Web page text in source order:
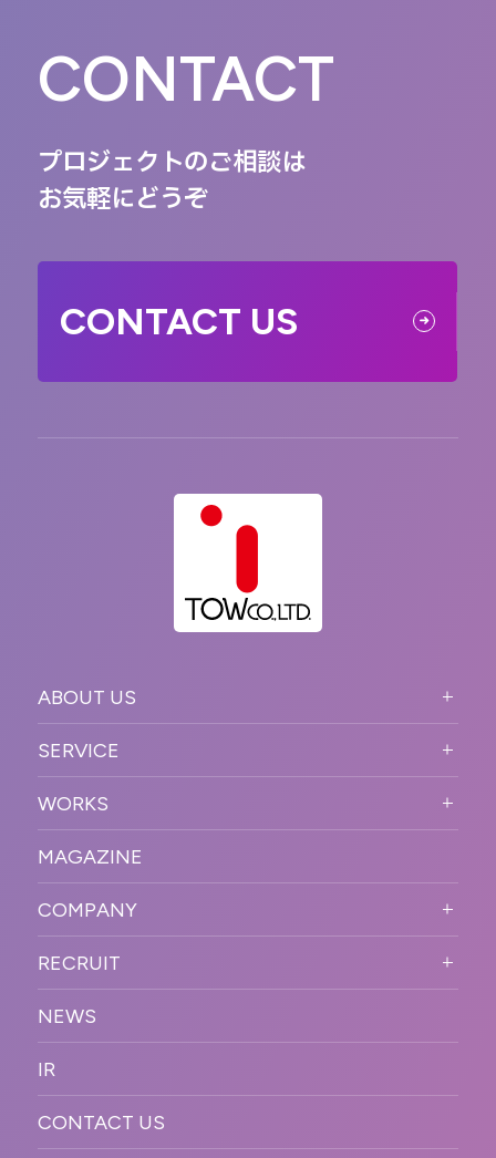
CONTACT
プロジェクトのご相談は
お気軽にどうぞ
CONTACT US
ABOUT US
PURPOSE
VISION
OUR DNA
SERVICE
STRONG POINT
BUSINESS DOMAIN
SOLUTION
WORKFLOW
WORKS
オンラインイベント
SNSプロモーション
プラットフォーム販
促
デジタル制作・映像
制作
PR
カンファレンス・展示会・アワ
ESPORTS・ゲームプロモーシ
MAGAZINE
COMPANY
COMPANY INFORMATION
MESSAGE
OFFICER
ACCESS
ORGANIZATION CHART
RECRUIT
新卒採用
キャリア採用
NEWS
IR
CONTACT US